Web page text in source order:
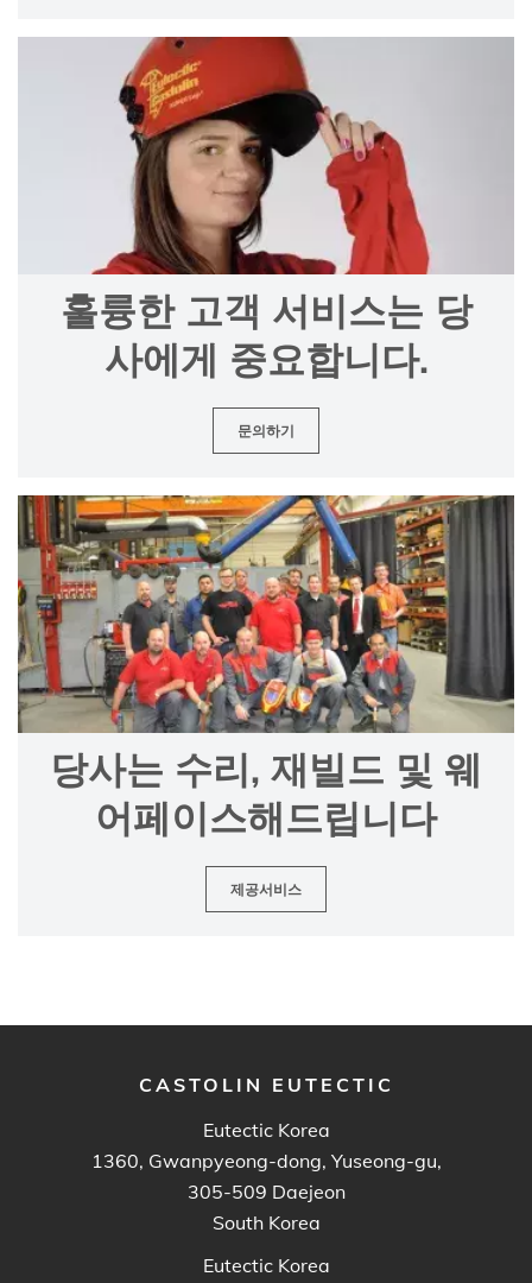
훌륭한 고객 서비스는 당
사에게 중요합니다.
문의하기
당사는 수리, 재빌드 및 웨
어페이스해드립니다
제공서비스
CASTOLIN EUTECTIC
Eutectic Korea
1360, Gwanpyeong-dong, Yuseong-gu,
305-509 Daejeon
South Korea
Eutectic Korea